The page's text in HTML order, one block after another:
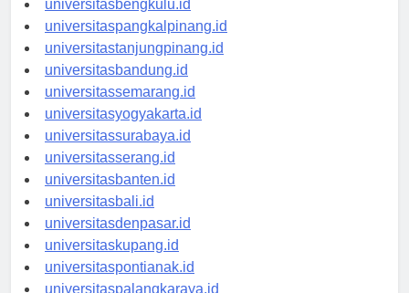
universitasbengkulu.id
universitaspangkalpinang.id
universitastanjungpinang.id
universitasbandung.id
universitassemarang.id
universitasyogyakarta.id
universitassurabaya.id
universitasserang.id
universitasbanten.id
universitasbali.id
universitasdenpasar.id
universitaskupang.id
universitaspontianak.id